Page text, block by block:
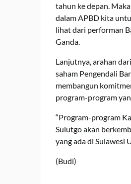
tahun ke depan.
dalam APBD kita
lihat dari performan
Ganda.
Lanjutnya, arahan
saham Pengendali
membangun
program-program
“Program-program
Sulutgo akan
yang ada di Sulawesi
(Budi)